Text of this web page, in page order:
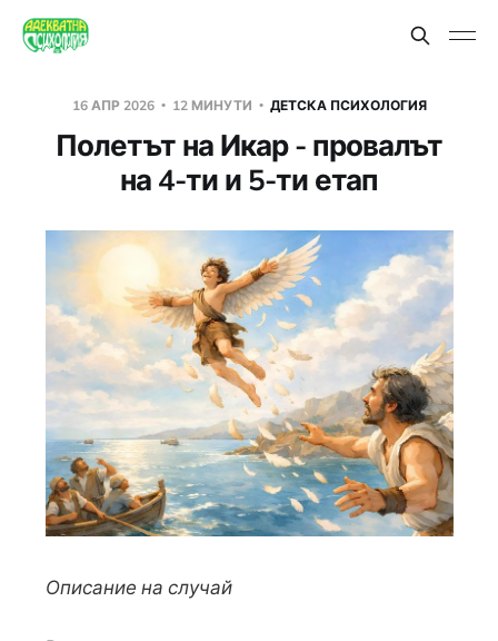
16 АПР 2026 12 МИНУТИ ДЕТСКА ПСИХОЛОГИЯ
Полетът на Икар - провалът
на 4-ти и 5-ти етап
Описание на случай